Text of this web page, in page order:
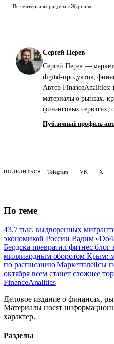
Все материалы раздела «Журнал»
Сергей Перев
Сергей Перев —
digital-продуктов,
Автор FinanceAnalitics:
материалы о рынках,
финансовых сервисах,
Публичный профиль
ПОДЕЛИТЬСЯ Telegram VK X
По теме
43,7 тыс. выдворенных
экономикой России Вадим
Бердска превратил фитнес-блог
миллиардным оборотом Крым:
по расписанию Маркетплейсы
октября всем станет сложнее
FinanceAnalitics
Деловое издание о финансах,
Материалы носят
характер.
Разделы